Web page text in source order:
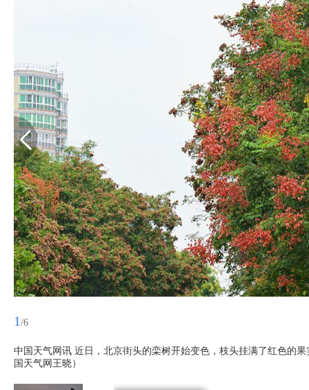
1 /6
中国天气网讯 近日，北京街头的栾树开始变色，枝头挂满了红色的
国天气网王晓）